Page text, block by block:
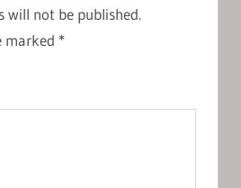
will not be published.
marked *